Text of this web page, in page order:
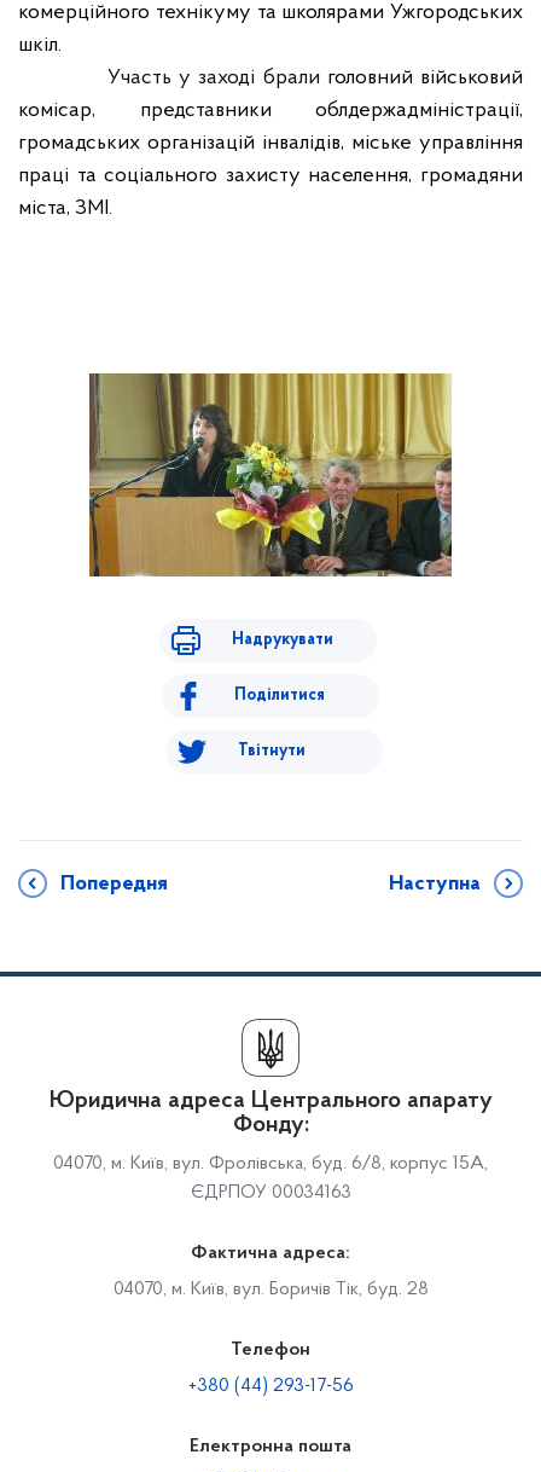
комерційного технікуму та школярами Ужгородських
шкіл.
Участь у заході брали головний військовий
комісар, представники
облдержадміністрації,
громадських організацій інвалідів, міське управління
праці та соціального захисту населення, громадяни
міста, ЗМІ.
Надрукувати
Поділитися
Твітнути
Попередня Наступна
Юридична адреса Центрального апарату
Фонду:
04070, м. Київ, вул. Фролівська, буд. 6/8, корпус 15А,
ЄДРПОУ 00034163
Фактична адреса:
04070, м. Київ, вул. Боричів Тік, буд. 28
Телефон
+380 (44) 293-17-56
Електронна пошта